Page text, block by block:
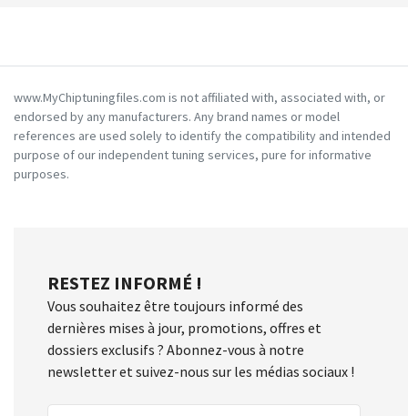
www.MyChiptuningfiles.com is not affiliated with, associated with, or
endorsed by any manufacturers. Any brand names or model
references are used solely to identify the compatibility and intended
purpose of our independent tuning services, pure for informative
purposes.
RESTEZ INFORMÉ !
Vous souhaitez être toujours informé des
dernières mises à jour, promotions, offres et
dossiers exclusifs ? Abonnez-vous à notre
newsletter et suivez-nous sur les médias sociaux !